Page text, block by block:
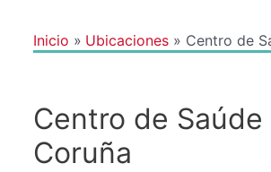
Inicio Ubicaciones Centro de
Centro de
Coruña